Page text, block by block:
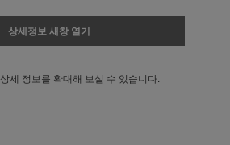
상세정보 새창 열기
상세 정보를 확대해 보실 수 있습니다.